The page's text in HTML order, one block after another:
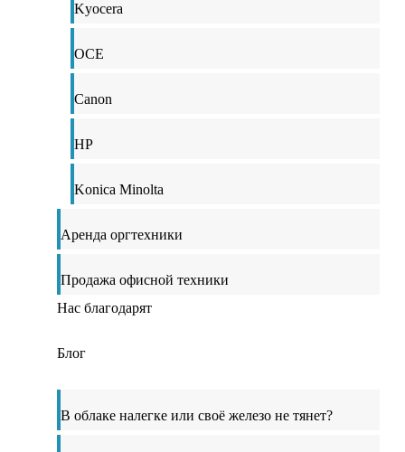
Kyocera
OCE
Canon
HP
Konica Minolta
Аренда оргтехники
Продажа офисной техники
Нас благодарят
Блог
В облаке налегке или своё железо не тянет?